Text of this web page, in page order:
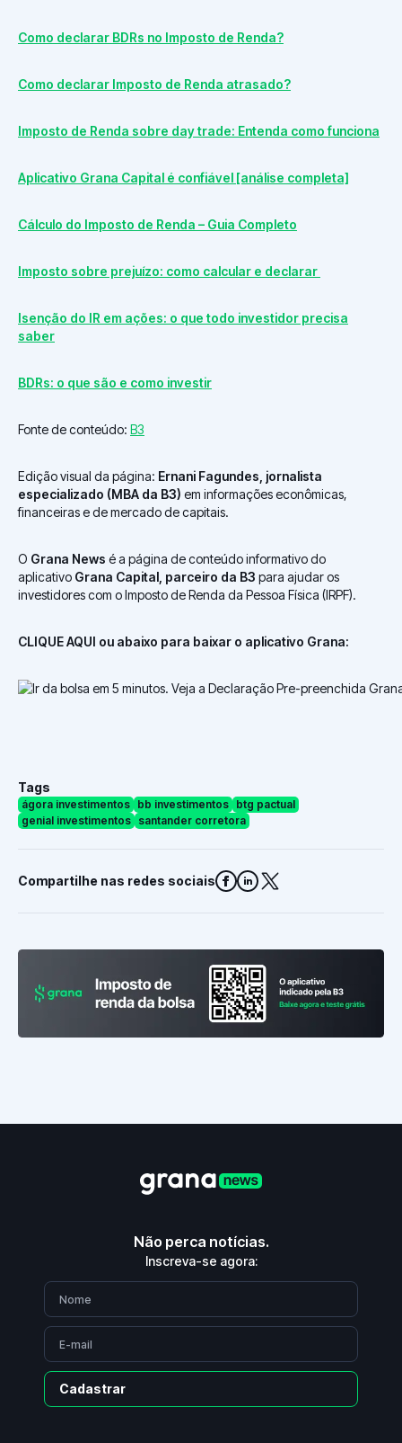
Como declarar BDRs no Imposto de Renda?
Como declarar Imposto de Renda atrasado?
Imposto de Renda sobre day trade: Entenda como funciona
Aplicativo Grana Capital é confiável [análise completa]
Cálculo do Imposto de Renda – Guia Completo
Imposto sobre prejuízo: como calcular e declarar
Isenção do IR em ações: o que todo investidor precisa
saber
BDRs: o que são e como investir
Fonte de conteúdo: B3
Edição visual da página: Ernani Fagundes, jornalista
especializado (MBA da B3) em informações econômicas,
financeiras e de mercado de capitais.
O Grana News é a página de conteúdo informativo do
aplicativo Grana Capital, parceiro da B3 para ajudar os
investidores com o Imposto de Renda da Pessoa Física (IRPF).
CLIQUE AQUI ou abaixo para baixar o aplicativo Grana:
Tags
ágora investimentos bb investimentos btg pactual
genial investimentos santander corretora
Compartilhe nas redes sociais
Não perca notícias.
Inscreva-se agora:
Cadastrar